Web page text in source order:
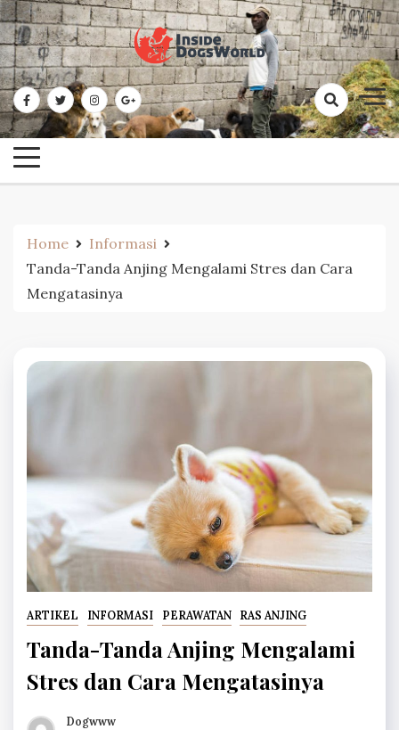
Skip
to
content
Dogs World Wide – Informasi
Tentang Dunia Anjing
Dogs World Wide Merupakan Website Yang Membahas Segala Macam
Informasi Tentang Dunia Anjing
Home
Informasi
Tanda-Tanda Anjing Mengalami Stres dan Cara
Mengatasinya
ARTIKEL INFORMASI PERAWATAN RAS ANJING
Tanda-Tanda Anjing Mengalami
Stres dan Cara Mengatasinya
Dogwww